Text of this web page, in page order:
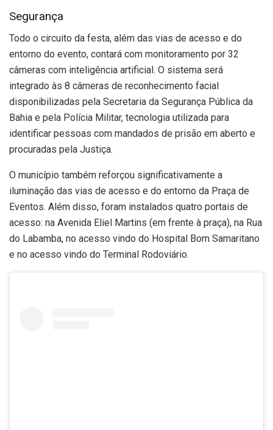
Segurança
Todo o circuito da festa, além das vias de acesso e do
entorno do evento, contará com monitoramento por 32
câmeras com inteligência artificial. O sistema será
integrado às 8 câmeras de reconhecimento facial
disponibilizadas pela Secretaria da Segurança Pública da
Bahia e pela Polícia Militar, tecnologia utilizada para
identificar pessoas com mandados de prisão em aberto e
procuradas pela Justiça.
O município também reforçou significativamente a
iluminação das vias de acesso e do entorno da Praça de
Eventos. Além disso, foram instalados quatro portais de
acesso: na Avenida Eliel Martins (em frente à praça), na Rua
do Labamba, no acesso vindo do Hospital Bom Samaritano
e no acesso vindo do Terminal Rodoviário.